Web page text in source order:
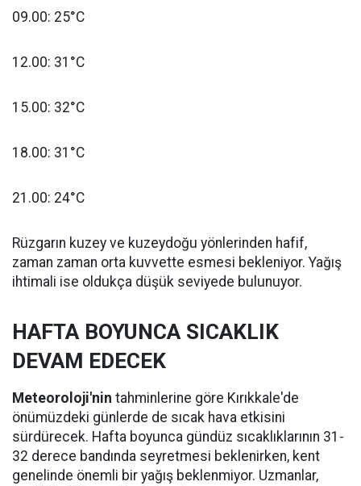
09.00: 25°C
12.00: 31°C
15.00: 32°C
18.00: 31°C
21.00: 24°C
Rüzgarın kuzey ve kuzeydoğu yönlerinden hafif,
zaman zaman orta kuvvette esmesi bekleniyor. Yağış
ihtimali ise oldukça düşük seviyede bulunuyor.
HAFTA BOYUNCA SICAKLIK
DEVAM EDECEK
Meteoroloji'nin tahminlerine göre Kırıkkale'de
önümüzdeki günlerde de sıcak hava etkisini
sürdürecek. Hafta boyunca gündüz sıcaklıklarının 31-
32 derece bandında seyretmesi beklenirken, kent
genelinde önemli bir yağış beklenmiyor. Uzmanlar,